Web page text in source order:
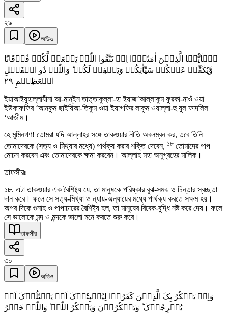
২৯
অডিও
یٰۤاَیُّہَا الَّذِیۡنَ اٰمَنُوۡۤا اِنۡ تَتَّقُوا اللّٰہَ یَجۡعَلۡ لَّکُمۡ فُرۡقَانًا
وَّیُکَفِّرۡ عَنۡکُمۡ سَیِّاٰتِکُمۡ وَیَغۡفِرۡ لَکُمۡ ؕ وَاللّٰہُ ذُو الۡفَضۡلِ
الۡعَظِیۡمِ ٢٩
ইয়াআইয়ুহাল্লাযীনা আ-মানূইন তাত্তাকুল্লা-হা ইয়াজ‘আল্লাকুম ফুরকা-নাওঁ ওয়া
ইউকাফফির ‘আনকুম ছাইয়িআ-তিকুম ওয়া ইয়াগফির লাকুম ওয়াল্লা-হু যুল ফাদলিল
‘আজীম।
হে মুমিনগণ! তোমরা যদি আল্লাহর সঙ্গে তাকওয়ার নীতি অবলম্বন কর, তবে তিনি
তোমাদেরকে (সত্য ও মিথ্যার মধ্যে) পার্থক্য করার শক্তি দেবেন, ১৮ তোমাদের পাপ
মোচন করবেন এবং তোমাদেরকে ক্ষমা করবেন। আল্লাহ মহা অনুগ্রহের মালিক।
তাফসীরঃ
১৮. এটা তাকওয়ার এক বৈশিষ্ট্য যে, তা মানুষকে পরিষ্কার বুঝ-সমঝ ও চিন্তার স্বচ্ছতা
দান করে। ফলে সে সত্য-মিথ্যা ও ন্যায়-অন্যায়ের মধ্যে পার্থক্য করতে সক্ষম হয়।
অপর দিকে গুনাহ ও পাপাচারের বৈশিষ্ট্য হল, তা মানুষের বিবেক-বুদ্ধি নষ্ট করে দেয়। ফলে
সে ভালোকে মন্দ ও মন্দকে ভালো মনে করতে শুরু করে।
তাফসীর
৩০
অডিও
وَاِذۡ یَمۡکُرُ بِکَ الَّذِیۡنَ کَفَرُوۡا لِیُثۡبِتُوۡکَ اَوۡ یَقۡتُلُوۡکَ اَوۡ
یُخۡرِجُوۡکَ ؕ وَیَمۡکُرُوۡنَ وَیَمۡکُرُ اللّٰہُ ؕ وَاللّٰہُ خَیۡرُ